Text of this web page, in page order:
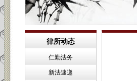
律所动态
仁勤法务
新法速递